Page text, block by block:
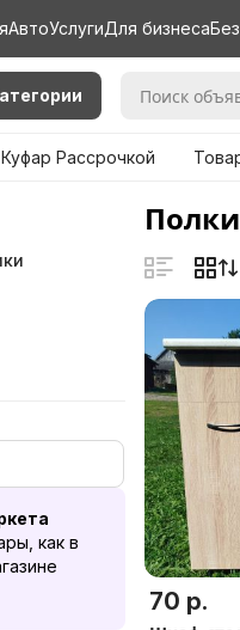
АвтоУслугиДля бизнеса
Рассрочкой
как в
70 р.